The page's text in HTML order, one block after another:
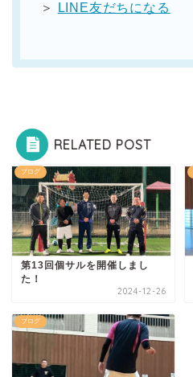
＞ LINE友だちになる
RELATED POST
ブログ
第13回個サルを開催しまし
た！
2024-12-26
ブログ